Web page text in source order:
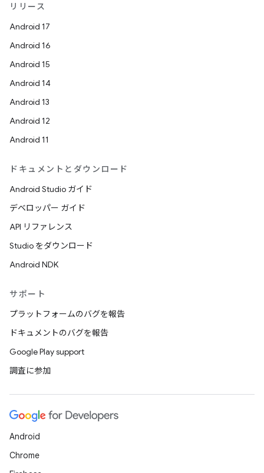
リリース
Android 17
Android 16
Android 15
Android 14
Android 13
Android 12
Android 11
ドキュメントとダウンロード
Android Studio ガイド
デベロッパー ガイド
API リファレンス
Studio をダウンロード
Android NDK
サポート
プラットフォームのバグを報告
ドキュメントのバグを報告
Google Play support
調査に参加
Android
Chrome